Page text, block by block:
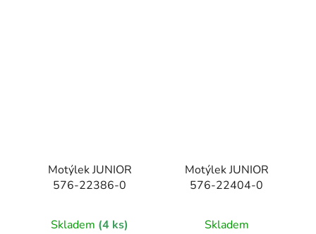
Motýlek JUNIOR
576-22386-0
Skladem (4 ks)
Motýlek JUNIOR
576-22404-0
Skladem